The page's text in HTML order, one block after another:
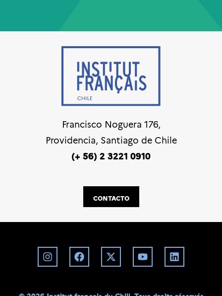
Francisco Noguera 176,
Providencia, Santiago de Chile
(+ 56) 2 3221 0910
CONTACTO